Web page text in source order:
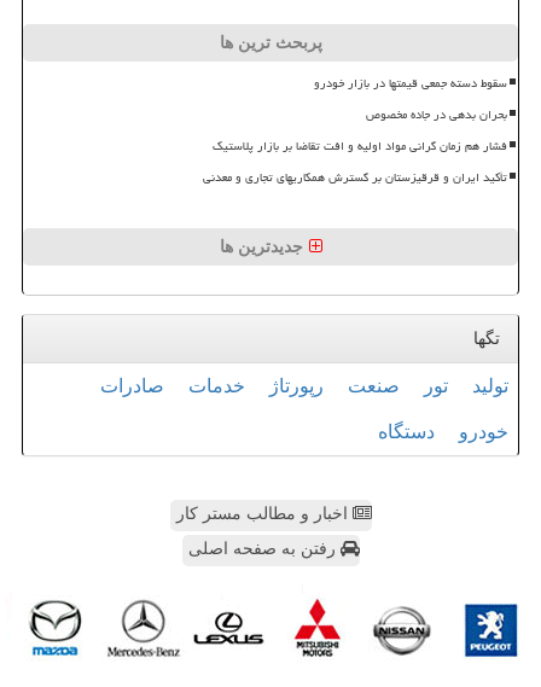
پربحث ترین ها
سقوط دسته جمعی قیمتها در بازار خودرو
بحران بدهی در جاده مخصوص
فشار هم زمان گرانی مواد اولیه و افت تقاضا بر بازار پلاستیک
تأکید ایران و قرقیزستان بر گسترش همکاریهای تجاری و معدنی
جدیدترین ها
تگها
تولید تور صنعت رپورتاژ خدمات صادرات
خودرو دستگاه
اخبار و مطالب مستر کار
رفتن به صفحه اصلی